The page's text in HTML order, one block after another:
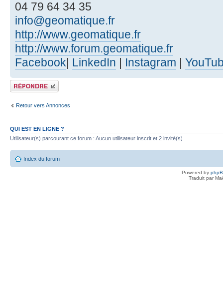
04 79 64 34 35
info@geomatique.fr
http://www.geomatique.fr
http://www.forum.geomatique.fr
Facebook| LinkedIn | Instagram |
Publier une réponse
Retour vers Annonces
QUI EST EN LIGNE ?
Utilisateur(s) parcourant ce forum : Aucun utilisateur inscrit et 2 invité(s)
Index du forum
Powered by
Traduit par